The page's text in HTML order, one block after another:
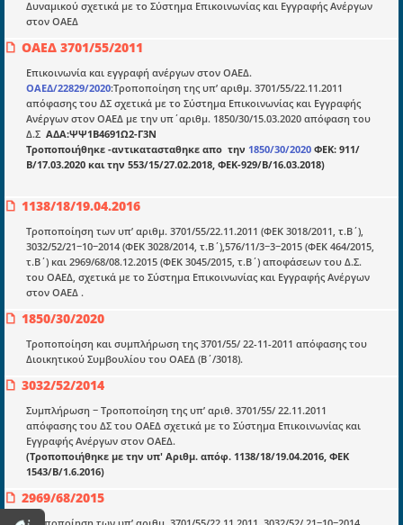
Δυναμικού σχετικά με το Σύστημα Επικοινωνίας και Εγγραφής Ανέργων
στον ΟΑΕΔ
ΟΑΕΔ 3701/55/2011
Επικοινωνία και εγγραφή ανέργων στον ΟΑΕΔ.
ΟΑΕΔ/22829/2020:Τροποποίηση της υπ’ αριθμ. 3701/55/22.11.2011
απόφασης του ΔΣ σχετικά με το Σύστημα Επικοινωνίας και Εγγραφής
Ανέργων στον ΟΑΕΔ με την υπ΄αριθμ. 1850/30/15.03.2020 απόφαση του
Δ.Σ ΑΔΑ:ΨΨ1Β4691Ω2-Γ3Ν
Τροποποιήθηκε -αντικατασταθηκε απο την 1850/30/2020 ΦΕΚ: 911/
Β/17.03.2020 και την 553/15/27.02.2018, ΦΕΚ-929/Β/16.03.2018)
1138/18/19.04.2016
Τροποποίηση των υπ’ αριθμ. 3701/55/22.11.2011 (ΦΕΚ 3018/2011, τ.Β΄),
3032/52/21−10−2014 (ΦΕΚ 3028/2014, τ.Β΄),576/11/3−3−2015 (ΦΕΚ 464/2015,
τ.Β΄) και 2969/68/08.12.2015 (ΦΕΚ 3045/2015, τ.Β΄) αποφάσεων του Δ.Σ.
του ΟΑΕΔ, σχετικά με το Σύστημα Επικοινωνίας και Εγγραφής Ανέργων
στον ΟΑΕΔ .
1850/30/2020
Τροποποίηση και συμπλήρωση της 3701/55/ 22-11-2011 απόφασης του
Διοικητικού Συμβουλίου του ΟΑΕΔ (Β΄/3018).
3032/52/2014
Συμπλήρωση − Τροποποίηση της υπ’ αριθ. 3701/55/ 22.11.2011
απόφασης του ΔΣ του ΟΑΕΔ σχετικά με το Σύστημα Επικοινωνίας και
Εγγραφής Ανέργων στον ΟΑΕΔ.
(Τροποποιήθηκε με την υπ' Αριθμ. απόφ. 1138/18/19.04.2016, ΦΕΚ
1543/Β/1.6.2016)
2969/68/2015
Ενότητες
Επικαιρότητα
E-book
Οδηγοί εκκαθάρισης
Νόμοι και προεδρικά διατάγματα
Υπουργικές αποφάσεις
Νομολογία και Γνωμοδοτήσεις ΝΣΚ
Πληροφορίες
Είσοδος
Βοηθός Αναζήτησης
Οροι χρησης ιστοτοπου